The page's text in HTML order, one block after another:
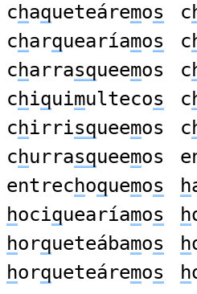
chaqueteáremos c
charquearíamos c
charrasqueemos c
chiquimultecos c
chirrisqueemos c
churrasqueemos
entrechoquemos h
hociquearíamos h
horqueteábamos h
horqueteáremos h